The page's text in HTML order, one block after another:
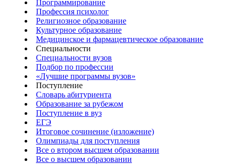
Программирование
Профессия психолог
Религиозное образование
Культурное образование
Медицинское и фармацевтическое образование
Специальности
Специальности вузов
Подбор по профессии
«Лучшие программы вузов»
Поступление
Словарь абитуриента
Образование за рубежом
Поступление в вуз
ЕГЭ
Итоговое сочинение (изложение)
Олимпиады для поступления
Все о втором высшем образовании
Все о высшем образовании